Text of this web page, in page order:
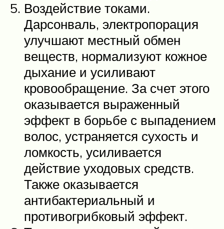
Воздействие токами.
Дарсонваль, электропорация
улучшают местный обмен
веществ, нормализуют кожное
дыхание и усиливают
кровообращение. За счет этого
оказывается выраженный
эффект в борьбе с выпадением
волос, устраняется сухость и
ломкость, усиливается
действие уходовых средств.
Также оказывается
антибактериальный и
противогрибковый эффект.